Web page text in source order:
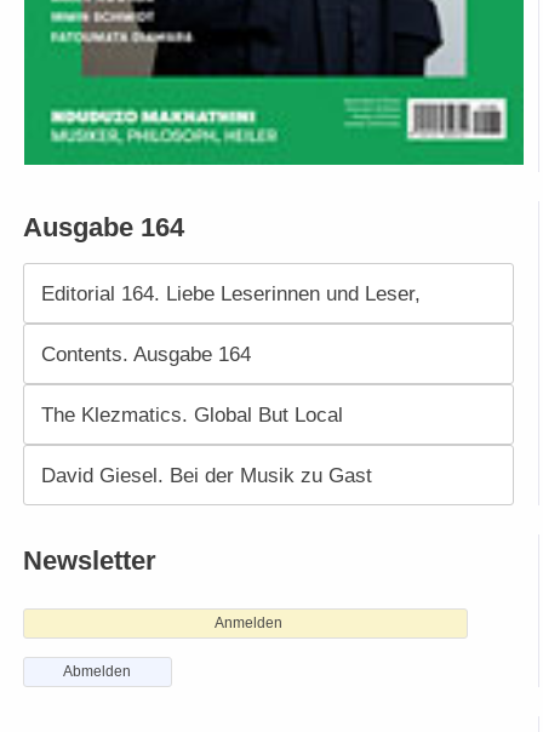
Ausgabe 164
Editorial 164. Liebe Leserinnen und Leser,
Contents. Ausgabe 164
The Klezmatics. Global But Local
David Giesel. Bei der Musik zu Gast
Newsletter
Anmelden
Abmelden